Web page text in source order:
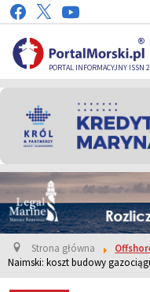
PORTAL INFORMACYJNY ISSN
Strona główna
Naimski: koszt budowy